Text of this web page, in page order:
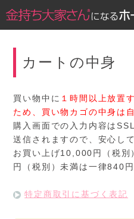
カートの中身
買い物中に １時間以上放置
ため、買い物カゴの中身は
購入画面での入力内容は
送信されますので、安心し
お買い上げ10,000円（税
円（税別）未満は一律840
特定商取引に基づく表記